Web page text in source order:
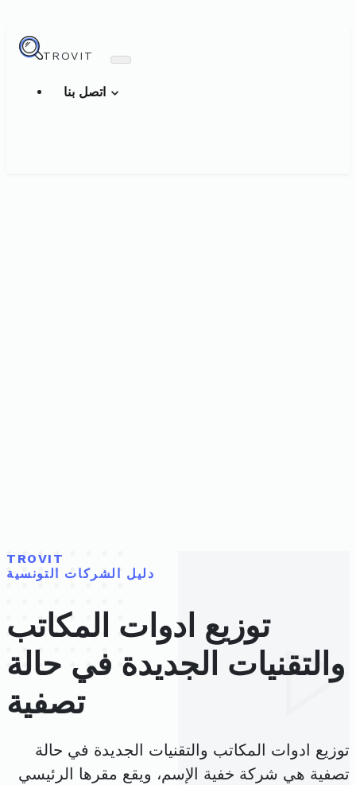
TROVIT
TROVIT
دليل الشركات التونسية
توزيع ادوات المكاتب
والتقنيات الجديدة في حالة
تصفية
توزيع ادوات المكاتب والتقنيات الجديدة في حالة
تصفية هي شركة خفية الإسم، ويقع مقرها الرئيسي